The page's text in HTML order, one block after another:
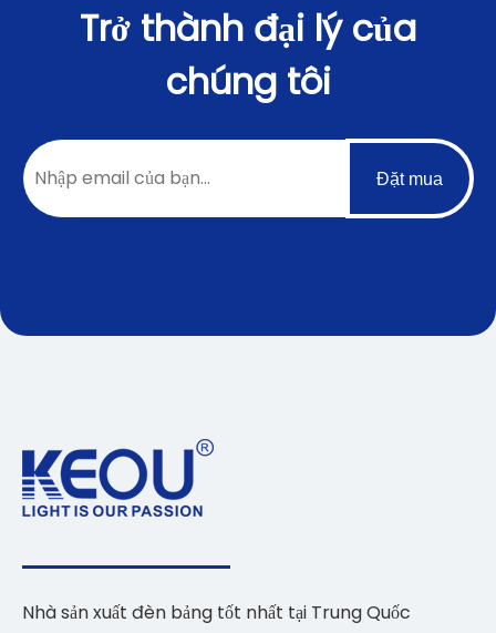
Trở thành đại lý của
chúng tôi
Đặt mua
Nhà sản xuất đèn bảng tốt nhất tại Trung Quốc